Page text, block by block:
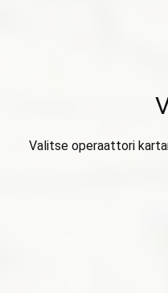
Valitse operaattori